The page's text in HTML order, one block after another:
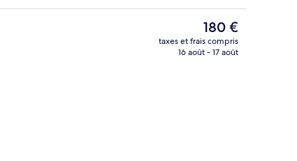
Le
prix
actuel
180 €
taxes et frais compris
16 août - 17 août